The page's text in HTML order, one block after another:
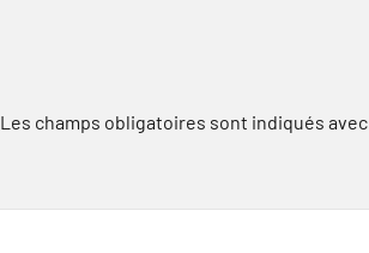
Les champs obligatoires sont indiqués avec